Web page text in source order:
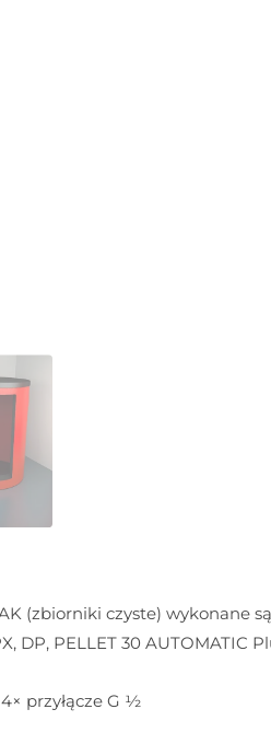
(zbiorniki czyste) wykonane
DP, PELLET 30 AUTOMATIC
4× przyłącze G ½